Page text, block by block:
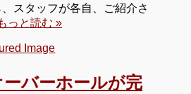
スタッフが各自、ご紹介さ
っと読む »
バーホールが完